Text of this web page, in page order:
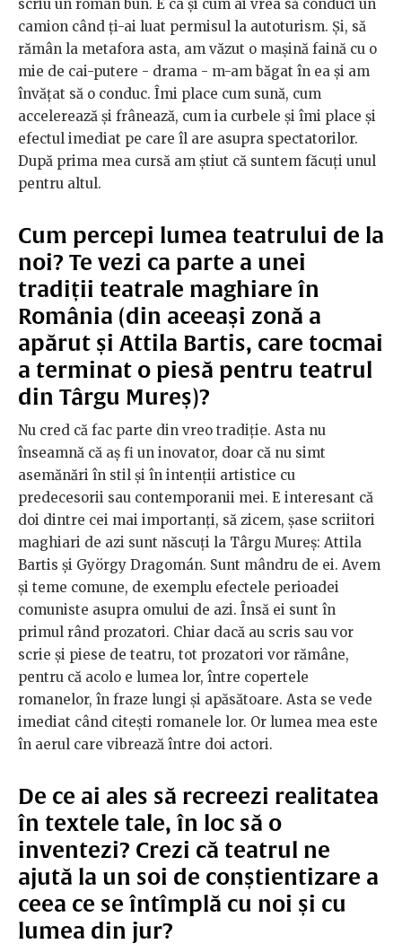
scriu un roman bun. E ca și cum ai vrea să conduci un
camion când ți-ai luat permisul la autoturism. Și, să
rămân la metafora asta, am văzut o mașină faină cu o
mie de cai-putere - drama - m-am băgat în ea și am
învățat să o conduc. Îmi place cum sună, cum
accelerează și frânează, cum ia curbele și îmi place și
efectul imediat pe care îl are asupra spectatorilor.
După prima mea cursă am știut că suntem făcuți unul
pentru altul.
Cum percepi lumea teatrului de la
noi? Te vezi ca parte a unei
tradiții teatrale maghiare în
România (din aceeași zonă a
apărut și Attila Bartis, care tocmai
a terminat o piesă pentru teatrul
din Târgu Mureș)?
Nu cred că fac parte din vreo tradiție. Asta nu
înseamnă că aș fi un inovator, doar că nu simt
asemănări în stil și în intenții artistice cu
predecesorii sau contemporanii mei. E interesant că
doi dintre cei mai importanți, să zicem, șase scriitori
maghiari de azi sunt născuți la Târgu Mureș: Attila
Bartis și György Dragomán. Sunt mândru de ei. Avem
și teme comune, de exemplu efectele perioadei
comuniste asupra omului de azi. Însă ei sunt în
primul rând prozatori. Chiar dacă au scris sau vor
scrie și piese de teatru, tot prozatori vor rămâne,
pentru că acolo e lumea lor, între copertele
romanelor, în fraze lungi și apăsătoare. Asta se vede
imediat când citești romanele lor. Or lumea mea este
în aerul care vibrează între doi actori.
De ce ai ales să recreezi realitatea
în textele tale, în loc să o
inventezi? Crezi că teatrul ne
ajută la un soi de conștientizare a
ceea ce se întîmplă cu noi și cu
lumea din jur?